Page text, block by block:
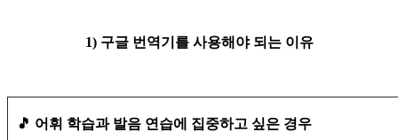
1) 구글 번역기를 사용해야 되는 이유
🎵 어휘 학습과 발음 연습에 집중하고 싶은 경우